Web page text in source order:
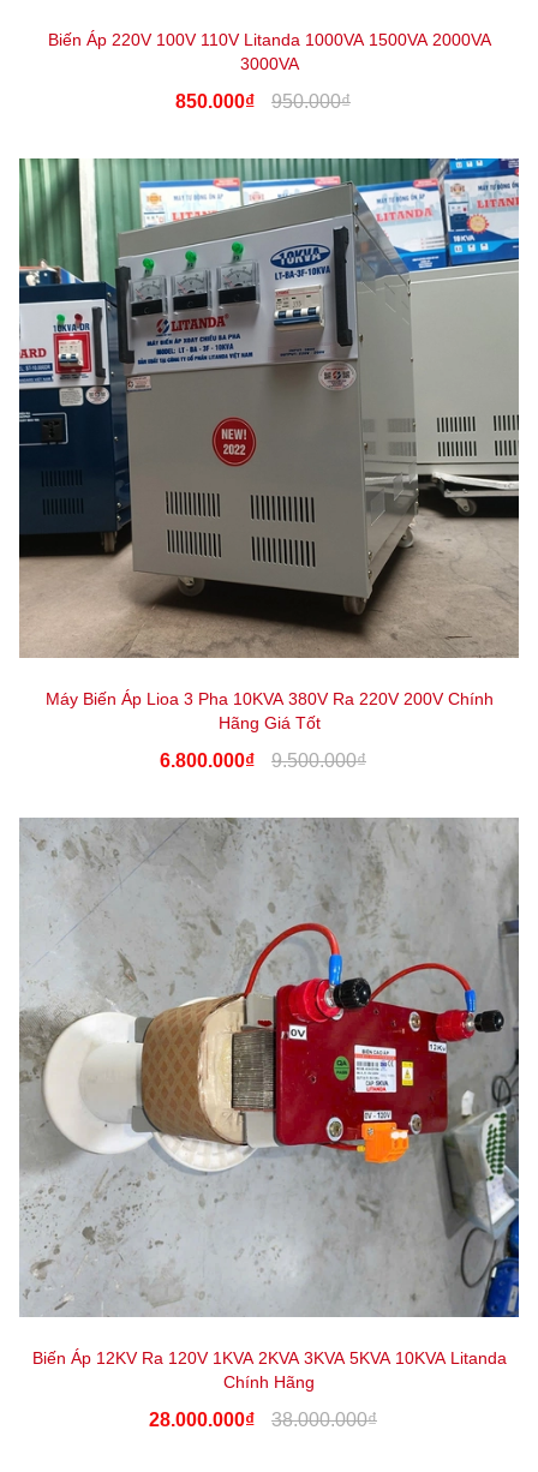
Biến Áp 220V 100V 110V Litanda 1000VA 1500VA 2000VA
3000VA
850.000₫ 950.000₫
Máy Biến Áp Lioa 3 Pha 10KVA 380V Ra 220V 200V Chính
Hãng Giá Tốt
6.800.000₫ 9.500.000₫
Biến Áp 12KV Ra 120V 1KVA 2KVA 3KVA 5KVA 10KVA Litanda
Chính Hãng
28.000.000₫ 38.000.000₫